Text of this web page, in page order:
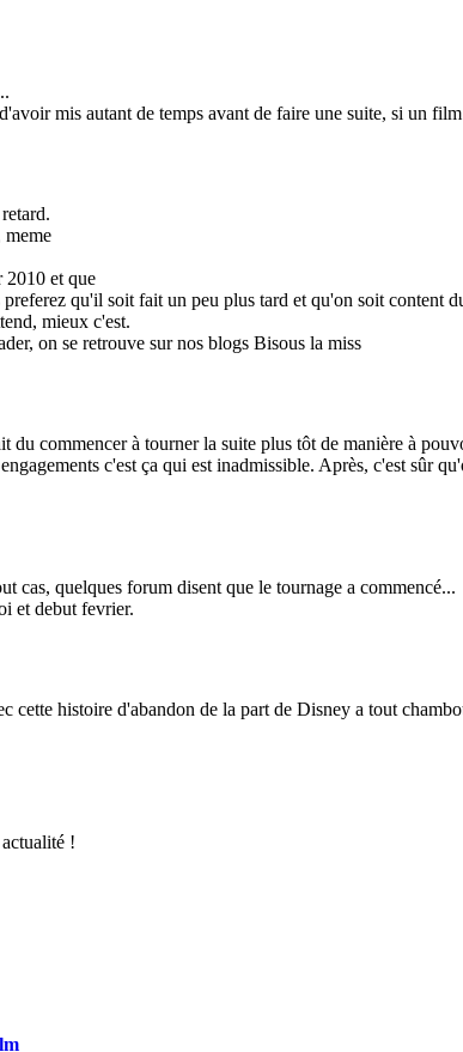
mis autant de temps avant de faire une suite, si un
meme
2010 et que
qu'il soit fait un peu plus tard et qu'on soit
mieux c'est.
on se retrouve sur nos blogs Bisous la miss
du commencer à tourner la suite plus tôt de manière à
c'est ça qui est inadmissible. Après, c'est sûr
cas, quelques forum disent que le tournage a commencé...
et debut fevrier.
cette histoire d'abandon de la part de Disney a tout
!